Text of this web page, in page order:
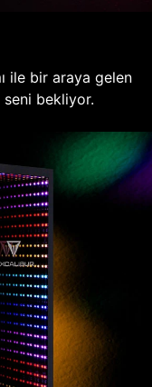
ile bir araya gelen
bekliyor.